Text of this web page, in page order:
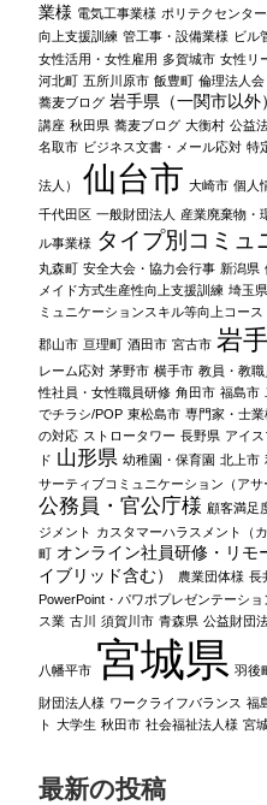
業様 電気工事業様 ポリテクセンタ
向上支援訓練 管工事・設備業様 ビル
女性活用・女性雇用 多賀城市 女性リ
河北町 五所川原市 飯豊町 倫理法人会
蕎麦ブログ 岩手県（一関市以外
講座 秋田県 蕎麦ブログ 大衡村 公益
名取市 ビジネス文書・メール応対 特
法人） 仙台市 大崎市 個人
千代田区 一般財団法人
産業廃棄物・
ル事業様 タイプ別コミュ
丸森町 安全大会・協力会行事 新潟県
メイド方式生産性向上支援訓練 埼玉県
ミュニケーションスキル等向上コース
郡山市 亘理町 酒田市 宮古市 岩
レーム応対 茅野市 横手市 教員・教
性社員・女性職員研修 角田市 福島市
でチラシ/POP 東松島市 専門家・士業
の対応 ストロータワー 長野県 アイ
ド 山形県 幼稚園・保育園 北上市
サーティブコミュニケーション（アサ
公務員・官公庁様 顧客満足
ジメント カスタマーハラスメント（カ
町 オンライン社員研修・リモ
イブリッド含む）
農業団体様 長
PowerPoint・パワポプレゼンテーショ
ス業 古川 須賀川市 青森県 公益財団
八幡平市 宮城県 羽後
財団法人様 ワークライフバランス 福
ト 大学生 秋田市 社会福祉法人様 宮
最新の投稿